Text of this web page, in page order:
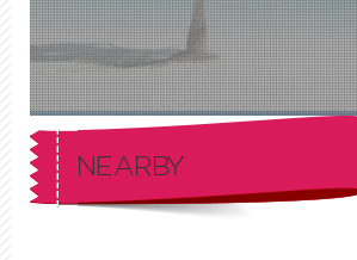
NEARBY